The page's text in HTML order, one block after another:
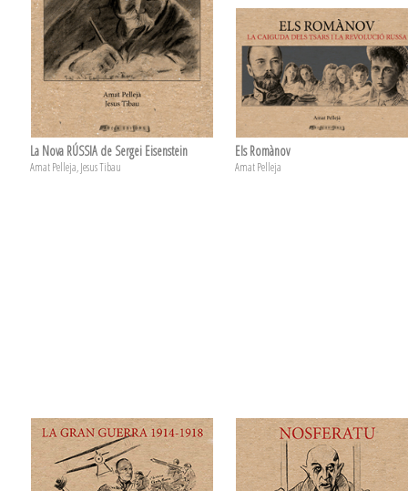
La Nova RÚSSIA de Sergei Eisenstein
Amat Pelleja, Jesus Tibau
Els Romànov
Amat Pelleja